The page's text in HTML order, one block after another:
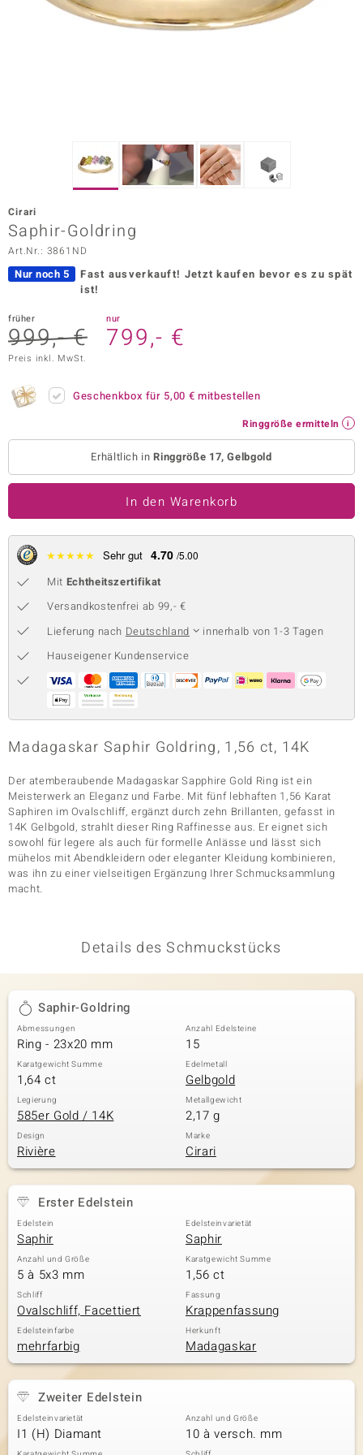
Vogue
Collection
BY DE MELO
Classics
Cirari
Saphir-Goldring
Art.Nr.: 3861ND
Nur noch 5 Fast ausverkauft! Jetzt kaufen bevor es zu spät
ist!
früher
999,- €
nur
799,- €
Preis inkl. MwSt.
Geschenkbox für 5,00 € mitbestellen
Ringgröße ermitteln
Erhältlich inRinggröße 17, Gelbgold
In den Warenkorb
★★★★★ Sehr gut 4.70 /5.00
Mit Echtheitszertifikat
Versandkostenfrei ab 99,- €
Lieferung nach Deutschland
innerhalb von 1-3 Tagen
Hauseigener Kundenservice
Madagaskar Saphir Goldring, 1,56 ct, 14K
Der atemberaubende Madagaskar Sapphire Gold Ring ist ein
Meisterwerk an Eleganz und Farbe. Mit fünf lebhaften 1,56 Karat
Saphiren im Ovalschliff, ergänzt durch zehn Brillanten, gefasst in
14K Gelbgold, strahlt dieser Ring Raffinesse aus. Er eignet sich
sowohl für legere als auch für formelle Anlässe und lässt sich
mühelos mit Abendkleidern oder eleganter Kleidung kombinieren,
was ihn zu einer vielseitigen Ergänzung Ihrer Schmucksammlung
macht.
Details des Schmuckstücks
Saphir-Goldring
Abmessungen
Ring - 23x20 mm
Anzahl Edelsteine
15
Karatgewicht Summe
1,64 ct
Edelmetall
Gelbgold
Legierung
585er Gold / 14K
Metallgewicht
2,17 g
Design
Rivière
Marke
Cirari
Erster Edelstein
Edelstein
Saphir
Edelsteinvarietät
Saphir
Anzahl und Größe
5 à 5x3 mm
Karatgewicht Summe
1,56 ct
Schliff
Ovalschliff, Facettiert
Fassung
Krappenfassung
Edelsteinfarbe
mehrfarbig
Herkunft
Madagaskar
Zweiter Edelstein
Edelsteinvarietät
I1 (H) Diamant
Anzahl und Größe
10 à versch. mm